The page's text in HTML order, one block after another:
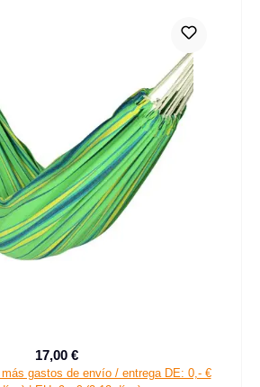
Precio de venta:
17,00 €
gastos de envío / entrega DE: 0,- €